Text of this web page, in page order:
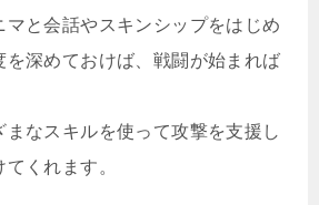
マと会話やスキンシップをはじめ
を深めておけば、戦闘が始まれば
まなスキルを使って攻撃を支援し
くれます。